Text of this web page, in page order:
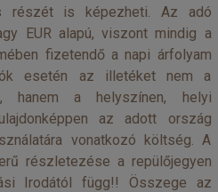
részét is képezheti. Az adó
EUR alapú, viszont mindig a
fizetendő a napi árfolyam
esetén az illetéket nem a
hanem a helyszínen, helyi
az adott ország
vonatkozó költség. A
részletezése a repülőjegyen
Irodától függ!! Összege az